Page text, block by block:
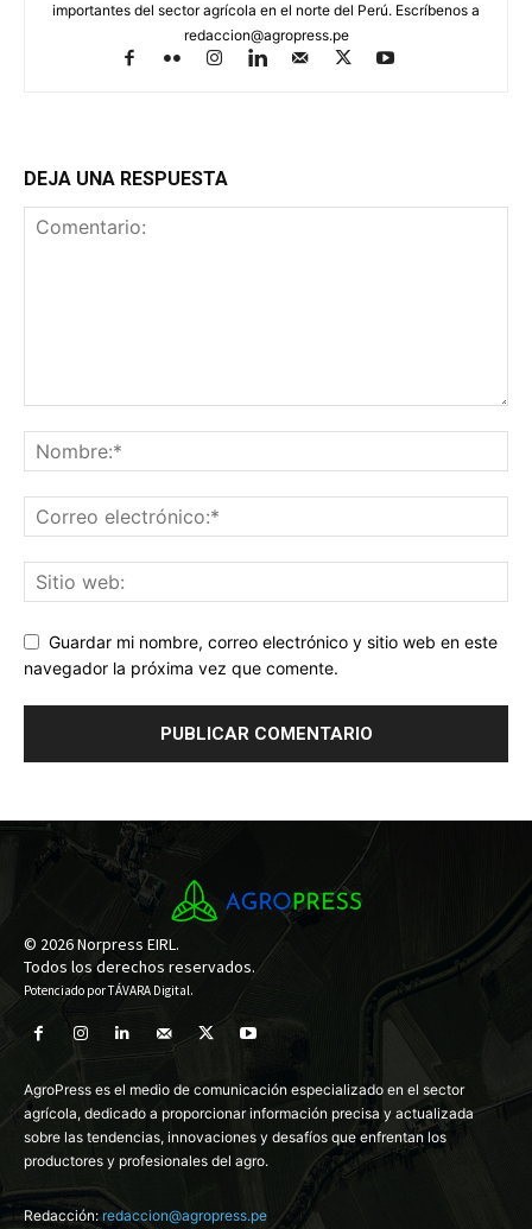
importantes del sector agrícola en el norte del Perú. Escríbenos a
redaccion@agropress.pe
DEJA UNA RESPUESTA
Guardar mi nombre, correo electrónico y sitio web en este
navegador la próxima vez que comente.
© 2026 Norpress EIRL.
Todos los derechos reservados.
Potenciado porTÁVARA Digital.
AgroPress es el medio de comunicación especializado en el sector
agrícola, dedicado a proporcionar información precisa y actualizada
sobre las tendencias, innovaciones y desafíos que enfrentan los
productores y profesionales del agro.
Redacción:redaccion@agropress.pe